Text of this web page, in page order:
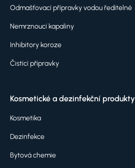
Odmašťovací přípravky vodou ředitelné
Nemrznoucí kapaliny
Inhibitory koroze
Čistící přípravky
Kosmetické a dezinfekční produkty
Kosmetika
Dezinfekce
Bytová chemie